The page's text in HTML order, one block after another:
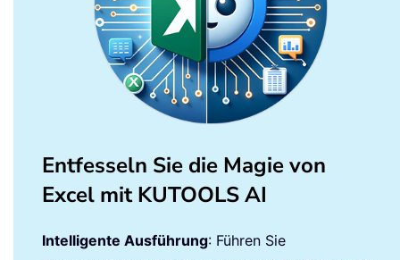
Entfesseln Sie die Magie von
Excel mit KUTOOLS AI
Intelligente Ausführung: Führen Sie